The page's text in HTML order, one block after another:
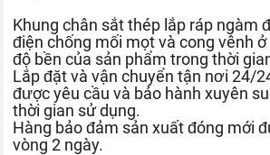
Khung chân sắt thép lắp ráp ngàm
điện chống mối mọt và cong vênh
độ bền của sản phẩm trong thời
Lắp đặt và vận chuyển tận nơi 24/
được yêu cầu và bảo hành xuyên
thời gian sử dụng.
Hàng bảo đảm sản xuất đóng mới
vòng 2 ngày.